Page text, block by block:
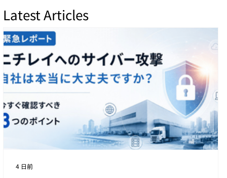
Latest Articles
4 日前
アタック・サーフェース・マネジメント
(ASM)を他のツールに連携する方法